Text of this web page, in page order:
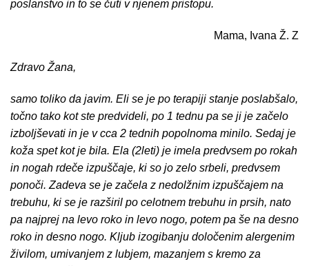
poslanstvo in to se čuti v njenem pristopu.
Mama, Ivana Ž. Z
Zdravo Žana,
samo toliko da javim. Eli se je po terapiji stanje poslabšalo,
točno tako kot ste predvideli, po 1 tednu pa se ji je začelo
izboljševati in je v cca 2 tednih popolnoma minilo. Sedaj je
koža spet kot je bila. Ela (2leti) je imela predvsem po rokah
in nogah rdeče izpuščaje, ki so jo zelo srbeli, predvsem
ponoči. Zadeva se je začela z nedolžnim izpuščajem na
trebuhu, ki se je razširil po celotnem trebuhu in prsih, nato
pa najprej na levo roko in levo nogo, potem pa še na desno
roko in desno nogo. Kljub izogibanju določenim alergenim
živilom, umivanjem z lubjem, mazanjem s kremo za